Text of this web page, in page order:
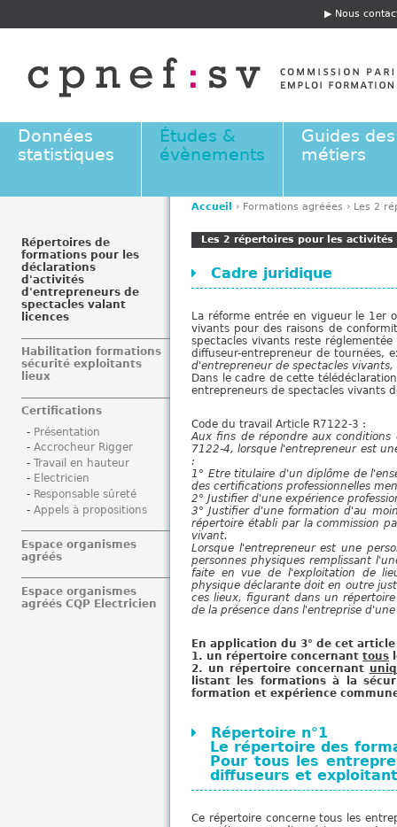
E
t
ê
e
Nous
Données
statistiques
Études &
évènements
Guides des
métiers
s
t
e
s
i
c
Accueil › Formations agréées › Les 2
Les 2 répertoires pour les
Cadre juridique
La réforme entrée en vigueur le 1er
vivants pour des raisons de
spectacles vivants reste
diffuseur-entrepreneur de tournées,
d'entrepreneur de spectacles vivants,
Dans le cadre de cette
entrepreneurs de spectacles vivants
Code du travail Article R7122-3 :
Aux fins de répondre aux conditions
7122-4, lorsque l'entrepreneur est
:
1° Etre titulaire d'un diplôme de
des certifications professionnelles
2° Justifier d'une expérience
3° Justifier d'une formation d'au
répertoire établi par la commission
vivant.
Lorsque l'entrepreneur est une
personnes physiques remplissant
faite en vue de l'exploitation de
physique déclarante doit en outre
ces lieux, figurant dans un
de la présence dans l'entreprise
En application du 3° de cet
1. un répertoire concernant tous
2. un répertoire concernant
listant les formations à la
formation et expérience
Répertoire n°1
Le répertoire des
Pour tous les
diffuseurs et
Ce répertoire concerne tous les
Répertoires de
formations pour les
déclarations
d'activités
d'entrepreneurs de
spectacles valant
licences
Habilitation formations
sécurité exploitants
lieux
Certifications
Présentation
Accrocheur Rigger
Travail en hauteur
Electricien
Responsable sûreté
Appels à propositions
Espace organismes
agréés
Espace organismes
agréés CQP Electricien